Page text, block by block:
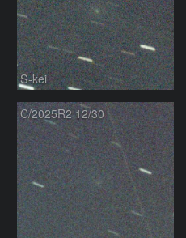
S-kei
C/2025R2 12/30